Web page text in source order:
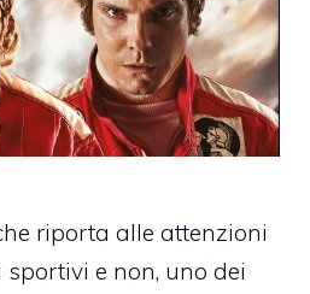
riporta alle attenzioni
e non, uno dei